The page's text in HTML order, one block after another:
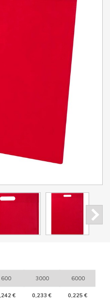
600 3000 6000
€ 0,233 € 0,225 €